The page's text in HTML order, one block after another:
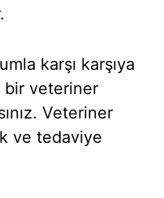
karşı karşıya
bir veteriner
Veteriner
ve tedaviye